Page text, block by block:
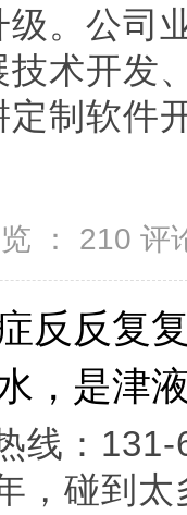
。公司
术开发
制软件
： 210 评
反反复
，是津
线：
，碰到